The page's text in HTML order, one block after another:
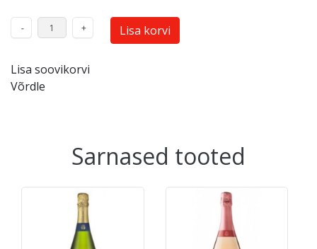
Lisa korvi
Lisa soovikorvi
Võrdle
Sarnased tooted